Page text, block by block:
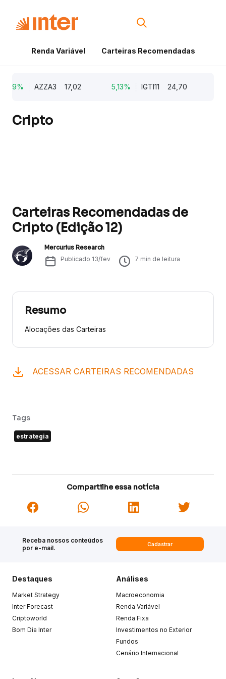
Renda Variável Carteiras Recomendadas
AZZA3 17,02 5,13% IGTI11 24,70
Cripto
Carteiras Recomendadas de
Cripto (Edição 12)
Mercurius Research
Publicado 13/fev 7 min de leitura
Resumo
Alocações das Carteiras
ACESSAR CARTEIRAS RECOMENDADAS
Tags
estrategia
Compartilhe essa notícia
Receba nossos conteúdos
por e-mail.
Cadastrar
Destaques
Market Strategy
Inter Forecast
Criptoworld
Bom Dia Inter
Análises
Macroeconomia
Renda Variável
Renda Fixa
Investimentos no Exterior
Fundos
Cenário Internacional